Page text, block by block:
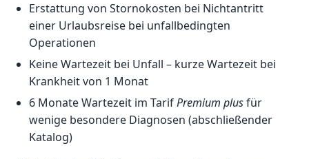
Erstattung von Stornokosten bei Nichtantritt
einer Urlaubsreise bei unfallbedingten
Operationen
Keine Wartezeit bei Unfall – kurze Wartezeit bei
Krankheit von 1 Monat
6 Monate Wartezeit im TarifPremium plusfür
wenige besondere Diagnosen (abschließender
Katalog)